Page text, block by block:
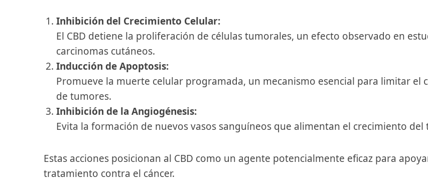
Inhibición del Crecimiento Celular:
El CBD detiene la proliferación de células tumorales, un efecto observado en
carcinomas cutáneos.
Inducción de Apoptosis:
Promueve la muerte celular programada, un mecanismo esencial para limitar el
de tumores.
Inhibición de la Angiogénesis:
Evita la formación de nuevos vasos sanguíneos que alimentan el crecimiento del
Estas acciones posicionan al CBD como un agente potencialmente eficaz para
tratamiento contra el cáncer.